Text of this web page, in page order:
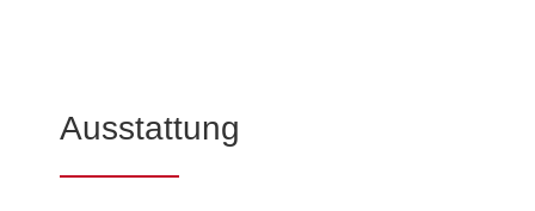
Ausstattung